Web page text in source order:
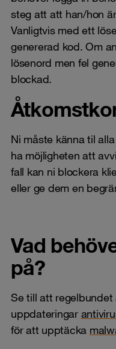
steg att att han/hon
Vanligtvis med ett
genererad kod. Om
lösenord men fel
blockad.
Ni måste känna til
ha möjligheten att
fall kan ni blockera
eller ge dem en
Vad
på?
Se till att regelbundet
uppdateringar
för att upptäcka